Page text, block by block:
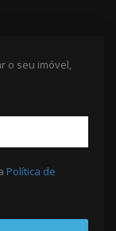
o seu imóvel,
Política de